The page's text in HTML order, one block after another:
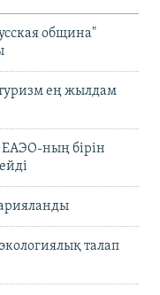
община"
ең жылдам
ның бірін
талап